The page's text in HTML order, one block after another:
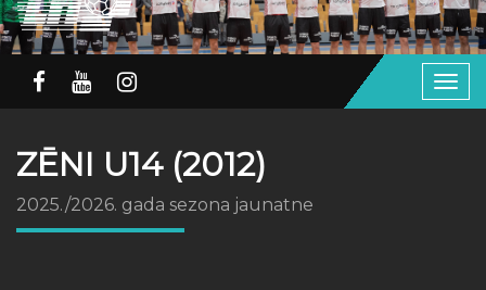
ZĒNI U14 (2012)
2025./2026. gada sezona jaunatne